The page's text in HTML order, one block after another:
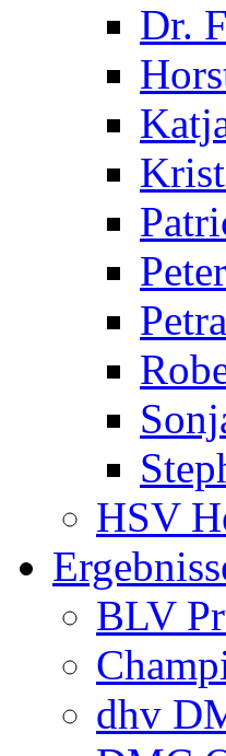
Dr.
HSV
BLV
dhv